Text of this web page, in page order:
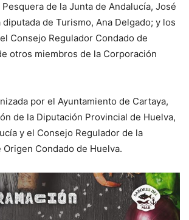
de la Junta de Andalucía, José
de Turismo, Ana Delgado; y los
Consejo Regulador Condado de
otros miembros de la Corporación
por el Ayuntamiento de Cartaya,
de la Diputación Provincial de Huelva,
y el Consejo Regulador de la
Condado de Huelva.